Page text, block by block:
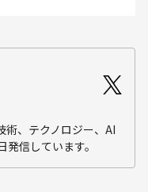
術、テクノロジー、AI
信しています。